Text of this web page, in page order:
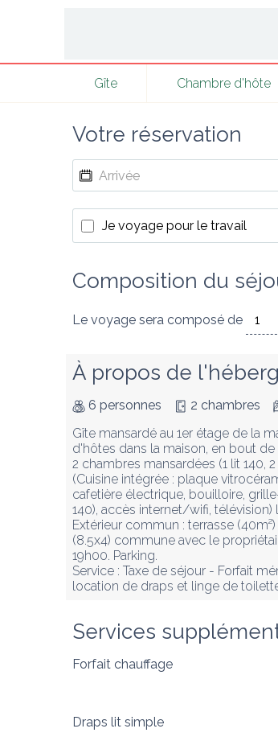
Gîte Chambre d'hôte
Votre réservation
Je voyage pour le travail
Composition du
Le voyage sera composé de
À propos de
6 personnes 2 chambres
Gîte mansardé au 1er étage de la
d'hôtes dans la maison, en bout
2 chambres mansardées (1 lit 140,
(Cuisine intégrée : plaque
cafetière électrique, bouilloire,
140), accès internet/wifi, télévision)
Extérieur commun : terrasse
(8.5x4) commune avec le
19h00. Parking.
Service : Taxe de séjour - Forfait
location de draps et linge de
Services
Forfait chauffage
Draps lit simple